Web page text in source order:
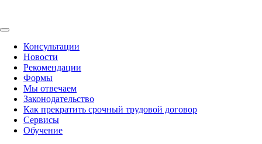
Консультации
Новости
Рекомендации
Формы
Мы отвечаем
Законодательство
Как прекратить срочный трудовой договор
Сервисы
Обучение